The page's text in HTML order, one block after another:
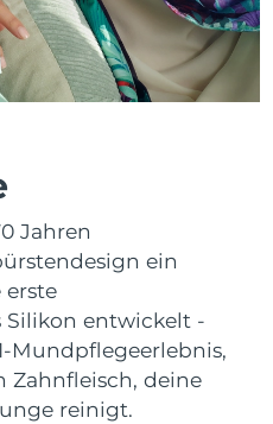
Jahren
ein
erste
Silikon entwickelt -
Mundpflegeerlebnis,
Zahnfleisch, deine
reinigt.